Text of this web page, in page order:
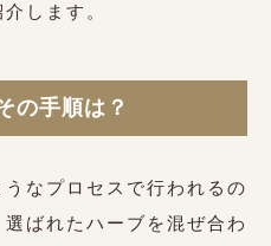
します。
の手順は？
なプロセスで行われるの
ばれたハーブを混ぜ合わ